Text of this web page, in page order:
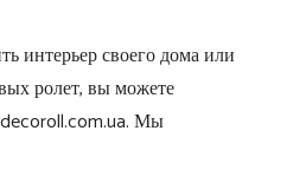
интерьер своего дома или
ролет, вы можете
decoroll.com.ua. Мы